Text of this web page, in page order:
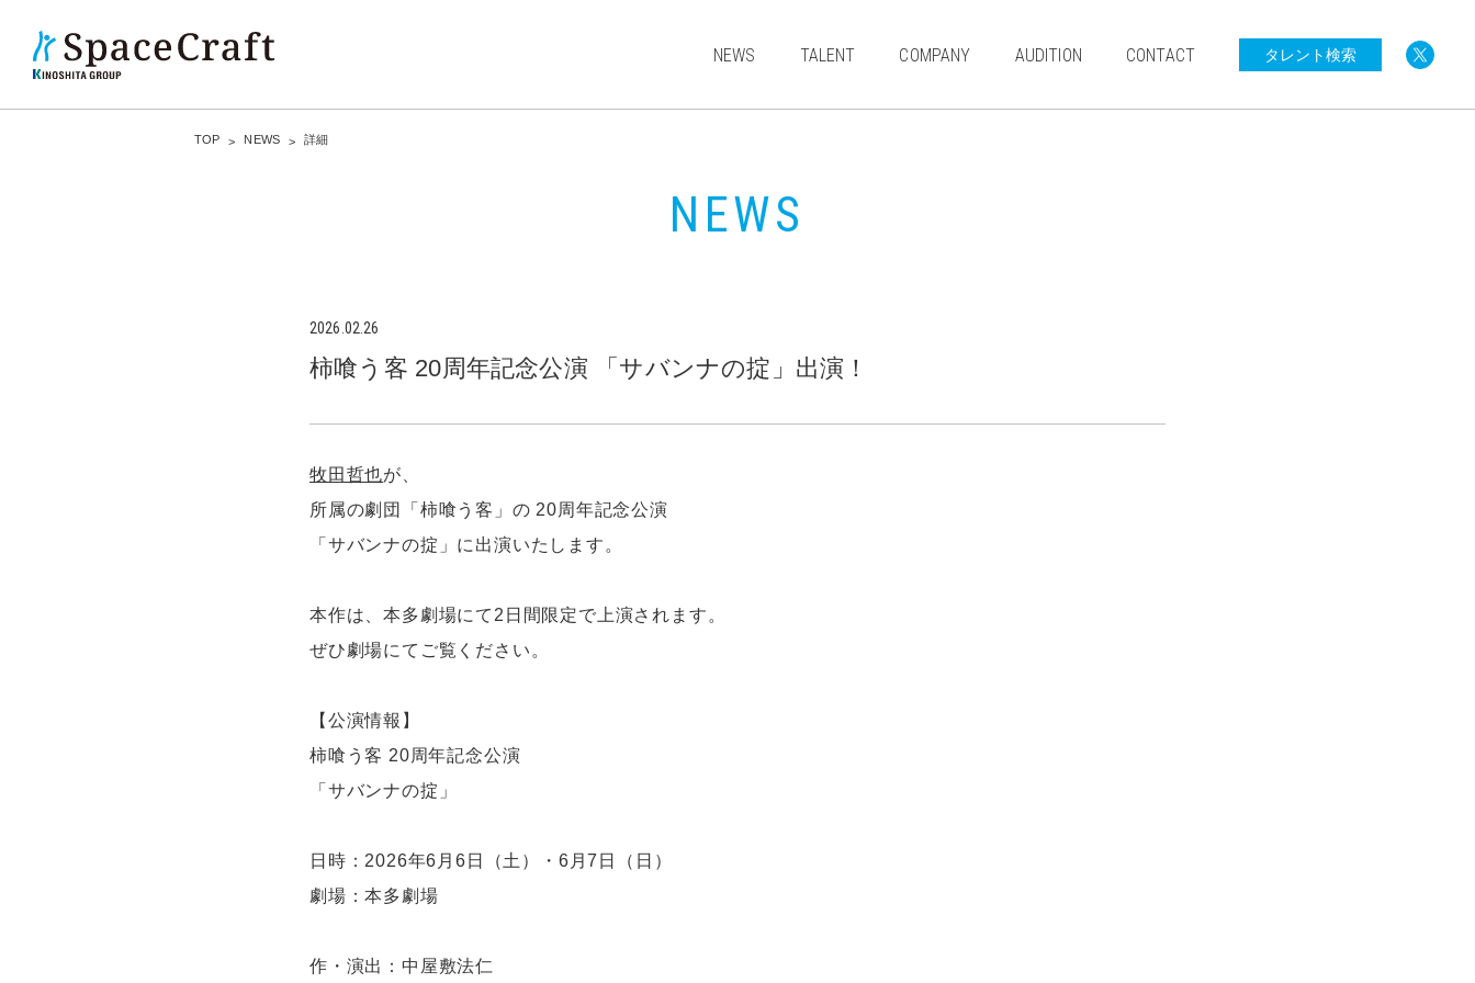
NEWS TALENT
ARTIST & CULTURE
COMPANY AUDITION CONTACT タレント検索
TOP NEWS 詳細
NEWS
2026.02.26
柿喰う客 20周年記念公演 「サバンナの掟」出演！
牧田哲也が、
所属の劇団「柿喰う客」の 20周年記念公演
「サバンナの掟」に出演いたします。
本作は、本多劇場にて2日間限定で上演されます。
ぜひ劇場にてご覧ください。
【公演情報】
柿喰う客 20周年記念公演
「サバンナの掟」
日時：2026年6月6日（土）・6月7日（日）
劇場：本多劇場
作・演出： 中屋敷法仁